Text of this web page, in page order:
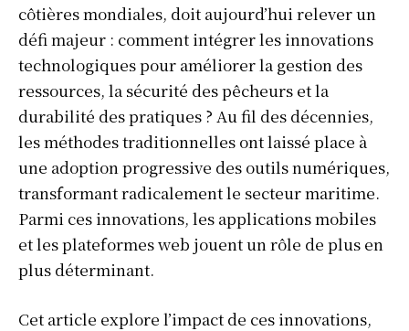
côtières mondiales, doit aujourd’hui relever un
défi majeur : comment intégrer les innovations
technologiques pour améliorer la gestion des
ressources, la sécurité des pêcheurs et la
durabilité des pratiques ? Au fil des décennies,
les méthodes traditionnelles ont laissé place à
une adoption progressive des outils numériques,
transformant radicalement le secteur maritime.
Parmi ces innovations, les applications mobiles
et les plateformes web jouent un rôle de plus en
plus déterminant.
Cet article explore l’impact de ces innovations,